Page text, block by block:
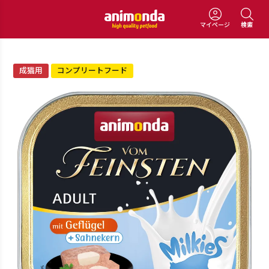
マイページ 検索
成猫用 コンプリートフード